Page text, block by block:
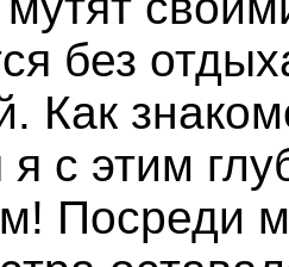
без
Как
я с этим
Посреди